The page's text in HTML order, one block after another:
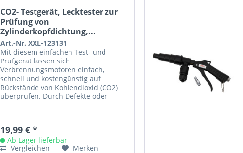
CO2- Testgerät, Lecktester zur
Prüfung von
Zylinderkopfdichtung,...
Art.-Nr. XXL-123131
Mit diesem einfachen Test- und
Prüfgerät lassen sich
Verbrennungsmotoren einfach,
schnell und kostengünstig auf
Rückstände von Kohlendioxid (CO2)
überprüfen. Durch Defekte oder
19,99 € *
Ab Lager lieferbar
Vergleichen
Merken